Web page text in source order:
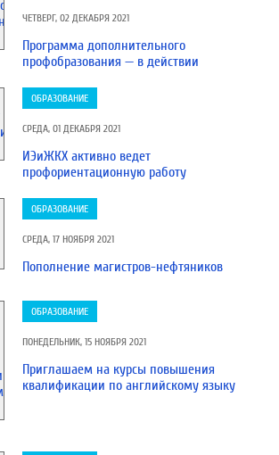
ЧЕТВЕРГ, 02 ДЕКАБРЯ 2021
Программа дополнительного
профобразования — в действии
ОБРАЗОВАНИЕ
СРЕДА, 01 ДЕКАБРЯ 2021
ИЭиЖКХ активно ведет
профориентационную работу
ОБРАЗОВАНИЕ
СРЕДА, 17 НОЯБРЯ 2021
Пополнение магистров-нефтяников
ОБРАЗОВАНИЕ
ПОНЕДЕЛЬНИК, 15 НОЯБРЯ 2021
Приглашаем на курсы повышения
квалификации по английскому языку